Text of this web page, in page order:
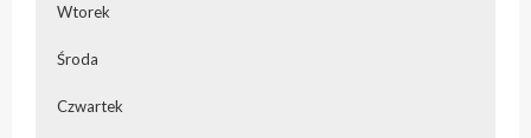
Wtorek
Środa
Czwartek